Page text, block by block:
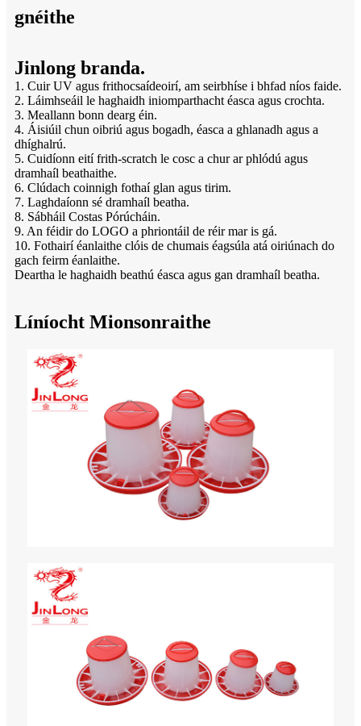
gnéithe
Jinlong branda.
1. Cuir UV agus frithocsaídeoirí, am seirbhíse i bhfad níos faide.
2. Láimhseáil le haghaidh iniomparthacht éasca agus crochta.
3. Meallann bonn dearg éin.
4. Áisiúil chun oibriú agus bogadh, éasca a ghlanadh agus a
dhíghalrú.
5. Cuidíonn eití frith-scratch le cosc ​​a chur ar phlódú agus
dramhaíl beathaithe.
6. Clúdach coinnigh fothaí glan agus tirim.
7. Laghdaíonn sé dramhaíl beatha.
8. Sábháil Costas Pórúcháin.
9. An féidir do LOGO a phriontáil de réir mar is gá.
10. Fothairí éanlaithe clóis de chumais éagsúla atá oiriúnach do
gach feirm éanlaithe.
Deartha le haghaidh beathú éasca agus gan dramhaíl beatha.
Líníocht Mionsonraithe